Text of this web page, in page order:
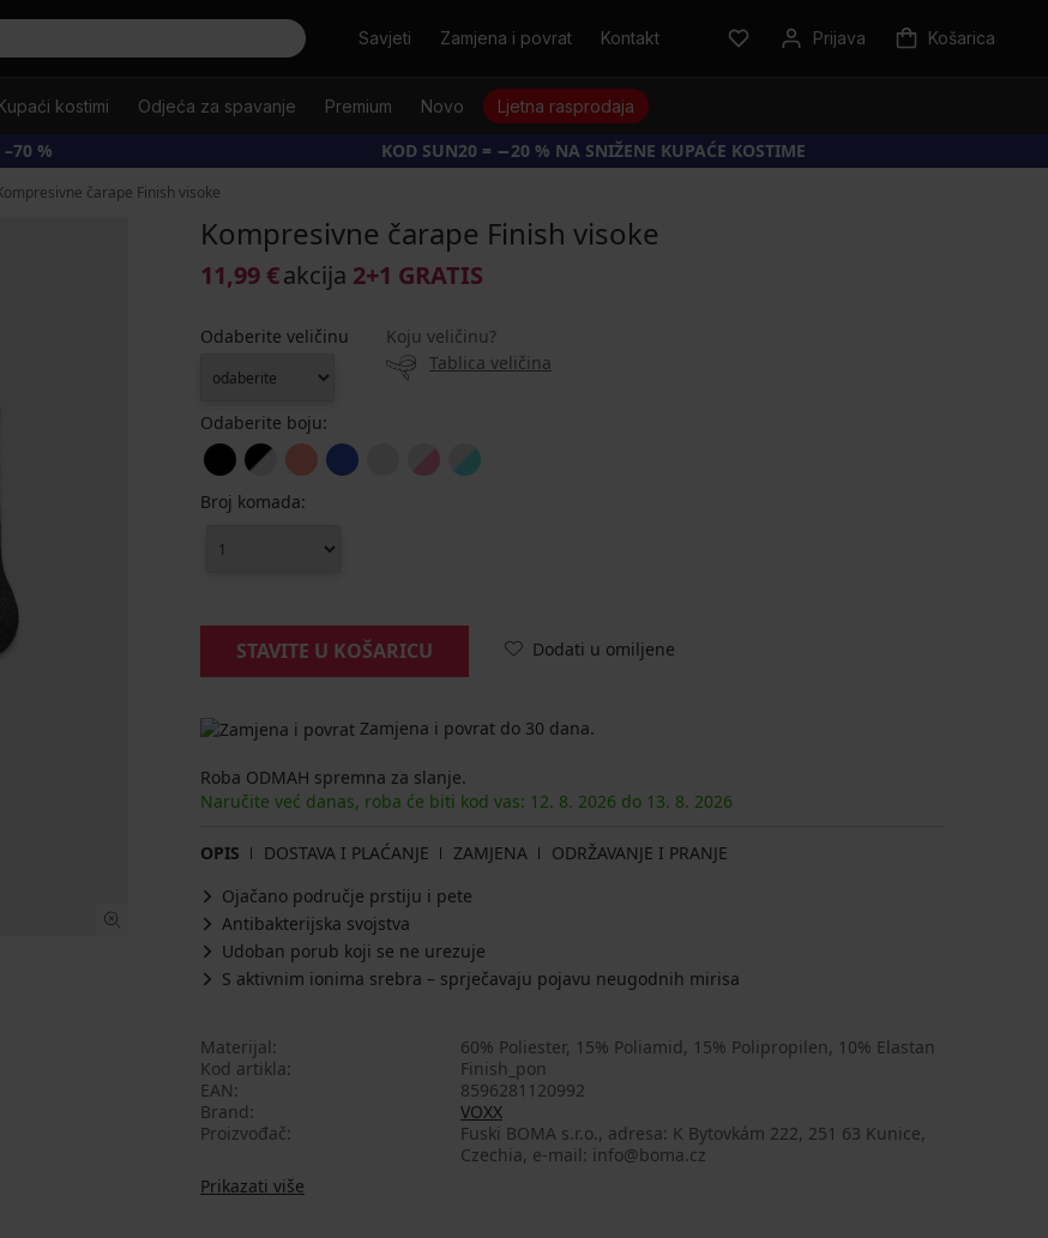
TražitiSavjeti Zamjena i povrat Kontakt Prijava Košarica
kostimi Odjeća za spavanje Premium Novo Ljetna rasprodaja
–70 % KOD SUN20 = −20 % NA SNIŽENE KUPAĆE KOSTIME
čarape Finish visoke
Kompresivne čarape Finish visoke
11,99 €akcija 2+1 GRATIS
Odaberite veličinu
Koju veličinu?
Tablica veličina
Odaberite boju:
Broj komada:
STAVITE U KOŠARICU Dodati u omiljene
Zamjena i povrat do 30 dana.
Roba ODMAH spremna za slanje.
Naručite već danas, roba će biti kod vas: 12. 8. 2026 do 13. 8. 2026
OPIS DOSTAVA I PLAĆANJE ZAMJENA
ODRŽAVANJE I PRANJE
Ojačano područje prstiju i pete
Antibakterijska svojstva
Udoban porub koji se ne urezuje
S aktivnim ionima srebra – sprječavaju pojavu neugodnih mirisa
Materijal
60% Poliester, 15% Poliamid, 15% Polipropilen, 10% Elastan
Kod artikla
Finish_pon
EAN
8596281120992
Brand
VOXX
Proizvođač
Fuski BOMA s.r.o., adresa: K Bytovkám 222, 251 63 Kunice,
Czechia, e-mail: info@boma.cz
Prikazati više